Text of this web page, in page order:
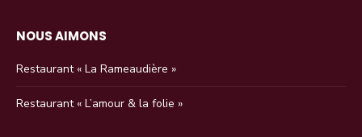
NOUS AIMONS
Restaurant « La Rameaudière »
Restaurant « L’amour & la folie »